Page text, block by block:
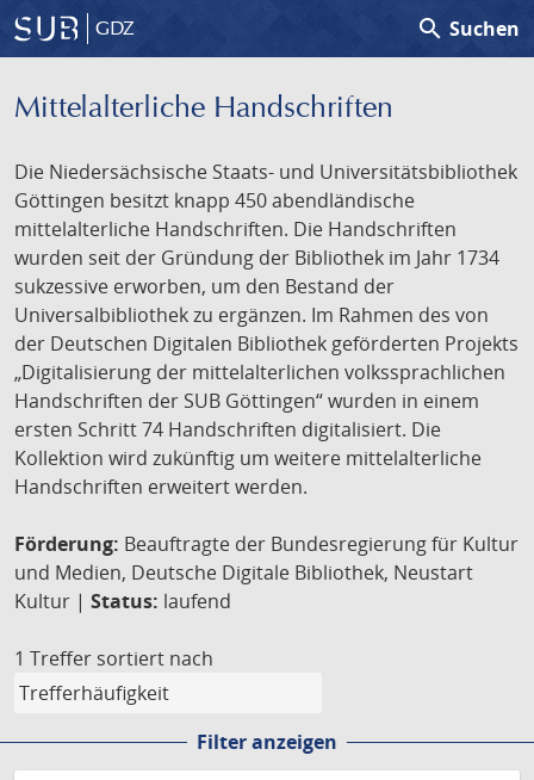
GDZ search Suchen
Mittelalterliche Handschriften
Die Niedersächsische Staats- und Universitätsbibliothek
Göttingen besitzt knapp 450 abendländische
mittelalterliche Handschriften. Die Handschriften
wurden seit der Gründung der Bibliothek im Jahr 1734
sukzessive erworben, um den Bestand der
Universalbibliothek zu ergänzen. Im Rahmen des von
der Deutschen Digitalen Bibliothek geförderten Projekts
„Digitalisierung der mittelalterlichen volkssprachlichen
Handschriften der SUB Göttingen“ wurden in einem
ersten Schritt 74 Handschriften digitalisiert. Die
Kollektion wird zukünftig um weitere mittelalterliche
Handschriften erweitert werden.
Förderung: Beauftragte der Bundesregierung für Kultur
und Medien, Deutsche Digitale Bibliothek, Neustart
Kultur | Status: laufend
1 Treffer sortiert nach
Filter anzeigen